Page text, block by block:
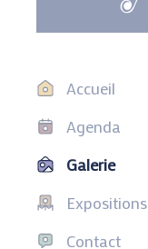
Accueil
Agenda
Galerie
Expositions
Contact